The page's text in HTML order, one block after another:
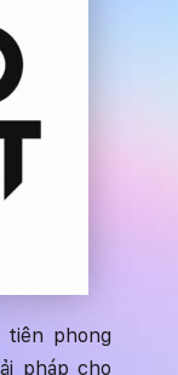
phong
pháp cho